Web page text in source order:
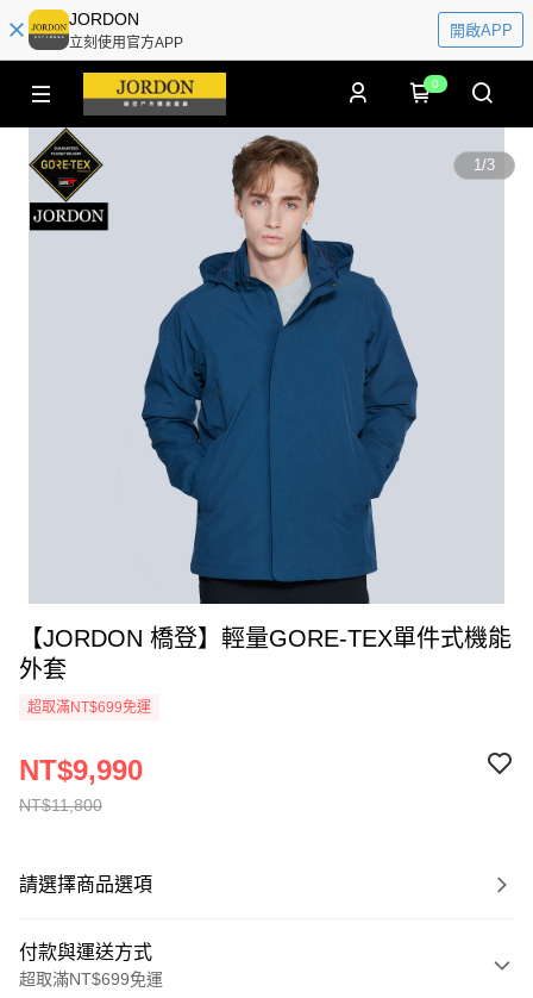
JORDON
立刻使用官方APP
開啟APP
0
1/3
【JORDON 橋登】輕量GORE-TEX單件式機能
外套
超取滿NT$699免運
NT$11,800
NT$9,990
請選擇商品選項
付款與運送方式
超取滿NT$699免運